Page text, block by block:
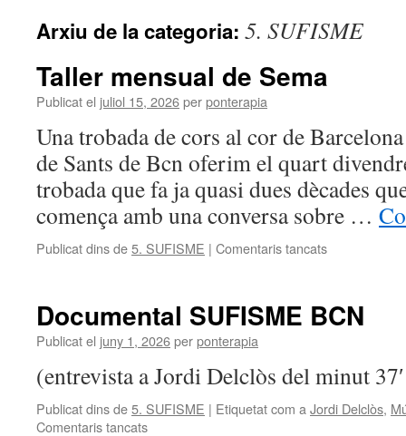
Arxiu de la categoria: 5. SUFISME
Taller mensual de Sema
Publicat el juliol 15, 2026perponterapia
Una trobada de cors al cor de
de Sants de Bcn oferim el quart
trobada que fa ja quasi dues dècades
comença amb una conversa sobre …
Publicat dins de5. SUFISME | Comentaris tancatsa
Sema
Documental SUFISME BCN
Publicat el juny 1, 2026perponterapia
(entrevista a Jordi Delclòs del minut
Publicat dins de5. SUFISME | Etiquetat com a Jordi Delclòs,
Comentaris tancatsa